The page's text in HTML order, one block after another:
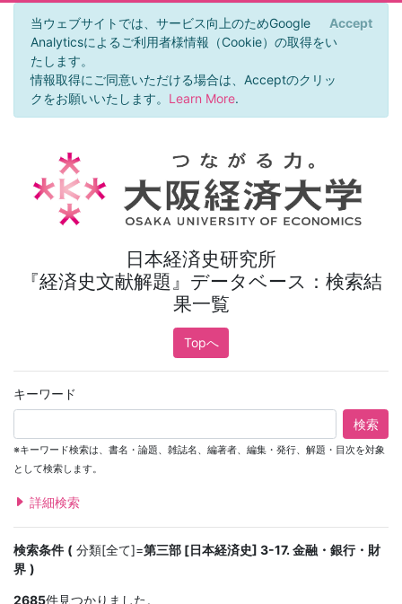
当ウェブサイトでは、サービス向上のためGoogle
Analyticsによるご利用者様情報（Cookie）の取得をい
たします。
情報取得にご同意いただける場合は、Acceptのクリッ
クをお願いいたします。 Learn More.
Accept
日本経済史研究所
『経済史文献解題』データベース：検索結
果一覧
Topへ
キーワード
検索
※キーワード検索は、書名・論題、雑誌名、編著者、編集・発行、解題・目次を対象
として検索します。
詳細検索
検索条件 分類[全て]=第三部 [日本経済史] 3-17. 金融・銀行・財
界
2685件見つかりました。
×